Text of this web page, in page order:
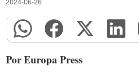
2024-06-26
Por Europa Press